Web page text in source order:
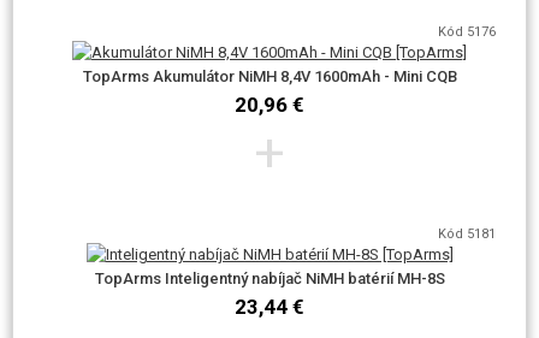
AirsoftPro.cz je od roku 2018 výhradným dovozcom značky E&C pre
Každý kus má na lúčiku spúšte uvedený kód zbrane a svoje unikátne
sériové číslo. Môžete tak overiť, či vaše zbraň pochádza z oficiálnej
Kód 5176
TopArms Akumulátor NiMH 8,4V 1600mAh - Mini CQB
20,96 €
+
Kód 5181
TopArms Inteligentný nabíjač NiMH batérií MH-8S
23,44 €